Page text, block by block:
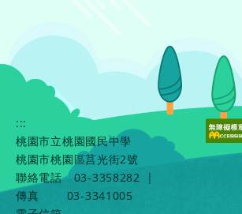
:::
桃園市立桃園國民中學
桃園市桃園區莒光街2號
聯絡電話
03-3358282
|
傳真
03-3341005